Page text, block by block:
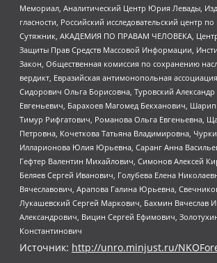
Мемориал, Аналитический Центр Юрия Левады,
гласности, Российский исследовательский центр
Сутяжник, АКАДЕМИЯ ПО ПРАВАМ ЧЕЛОВЕКА, Центр
Защиты Прав Средств Массовой Информации,
Закон, Общественная комиссия по сохранению
вердикт, Евразийская антимонопольная
Сидорович Ольга Борисовна, Туровский
Евгеньевич, Барахоев Магомед Бекханович,
Тимур Рифгатович, Романова Ольга Евгеньевна,
Петровна, Кочеткова Татьяна Владимировна,
Илларионова Юлия Юрьевна, Саранг Анна
Гефтер Валентин Михайлович, Симонов Алексей
Беляев Сергей Иванович, Голубева Елена
Вячеславович, Арапова Галина Юрьевна,
Лукашевский Сергей Маркович, Бахмин Вячеслав
Александрович, Вицин Сергей Ефимович,
Константинович
Источник: http://unro.minjust.ru/